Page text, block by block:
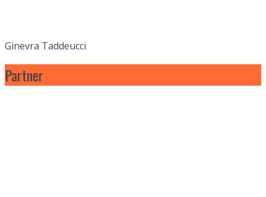
Ginevra Taddeucci
Partner